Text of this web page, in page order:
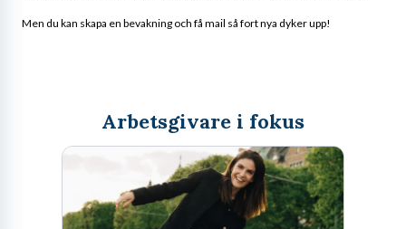
Men du kan skapa en bevakning och få mail så fort nya dyker upp!
Arbetsgivare i fokus